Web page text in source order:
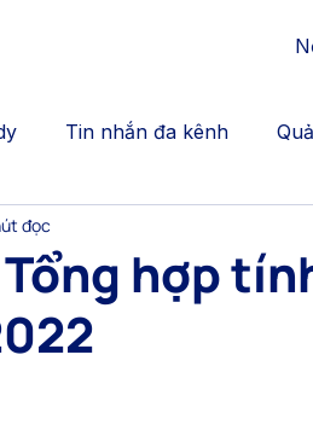
Tin nhắn đa kênh
Bán thêm | Upsales, crosssell
| AntBuddy Blog
hợp
đọc